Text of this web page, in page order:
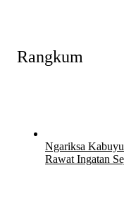
Rangkum
Ngariksa
Rawat Ingatan